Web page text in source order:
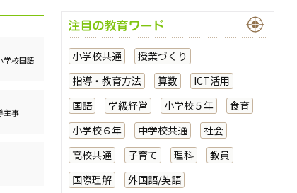
学校国語
主事
小学校共通
授業づくり
指導・教育方法
算数
ICT活用
国語
学級経営 小学校５年
食育
小学校６年
中学校共通
社会
高校共通
子育て 理科
教員
国際理解
外国語/英語